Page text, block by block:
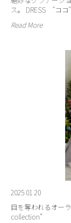
ス。 DRESS "ココ
Read More
2025 01 20
目を奪われるオー
collection”